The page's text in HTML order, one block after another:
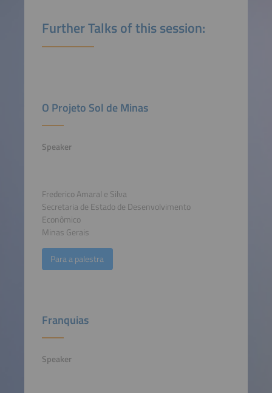
Further Talks of this session:
O Projeto Sol de Minas
Speaker
Frederico Amaral e Silva
Secretaria de Estado de Desenvolvimento
Econômico
Minas Gerais
Para a palestra
Franquias
Speaker